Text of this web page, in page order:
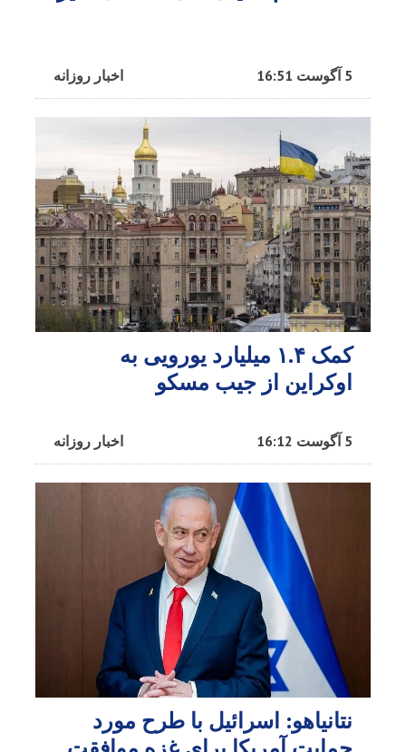
اخبار روزانه 5 آگوست 16:51
کمک ۱.۴ میلیارد یورویی به
اوکراین از جیب مسکو
اخبار روزانه 5 آگوست 16:12
نتانیاهو: اسرائیل با طرح مورد